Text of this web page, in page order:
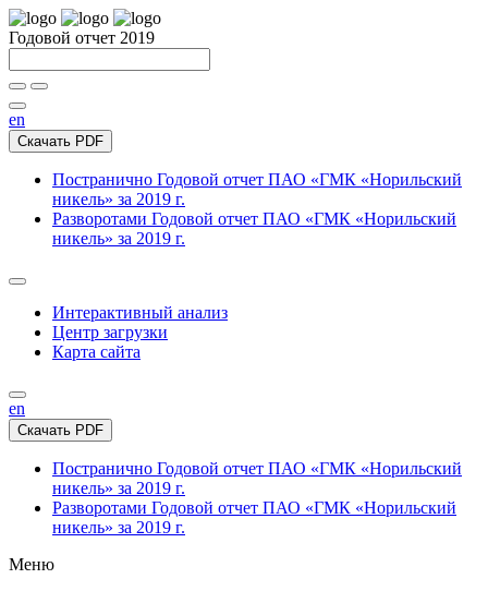
Годовой отчет 2019
en
Скачать PDF
Постранично Годовой отчет ПАО «ГМК «Норильский
никель» за 2019 г.
Разворотами Годовой отчет ПАО «ГМК «Норильский
никель» за 2019 г.
Интерактивный анализ
Центр загрузки
Карта сайта
en
Скачать PDF
Постранично Годовой отчет ПАО «ГМК «Норильский
никель» за 2019 г.
Разворотами Годовой отчет ПАО «ГМК «Норильский
никель» за 2019 г.
Меню